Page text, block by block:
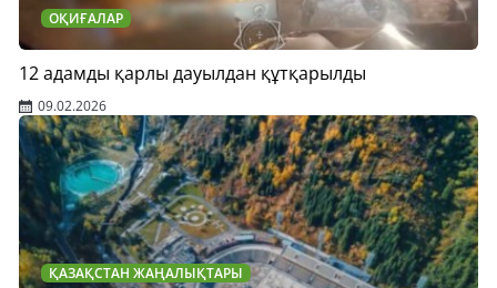
ОҚИҒАЛАР
12 адамды қарлы дауылдан құтқарылды
09.02.2026
ҚАЗАҚСТАН ЖАҢАЛЫҚТАРЫ